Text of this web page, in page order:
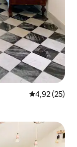
Priemerné
4,92 (25)